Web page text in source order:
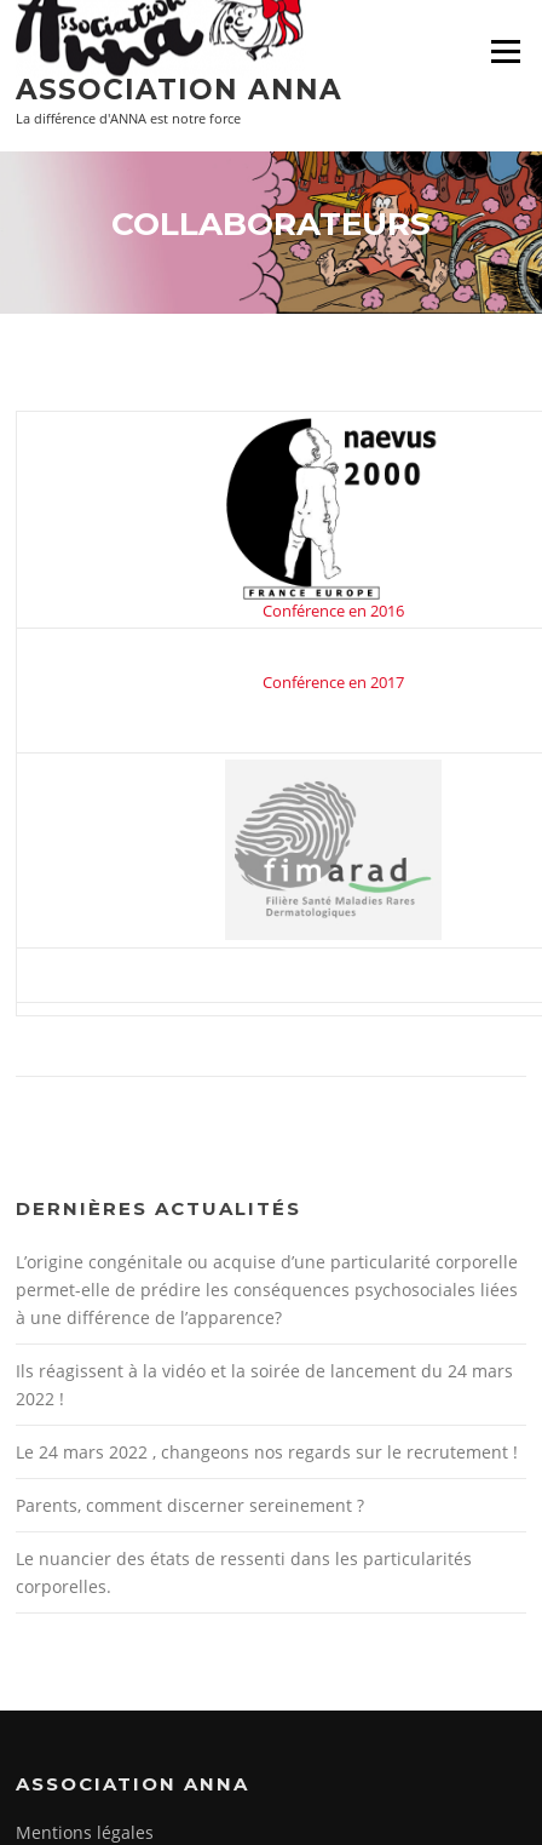
Aller
au
contenu
ASSOCIATION ANNA
La différence d'ANNA est notre force
Menu
COLLABORATEURS
Conférence en 2016
Conférence en 2017
DERNIÈRES ACTUALITÉS
L’origine congénitale ou acquise d’une particularité corporelle
permet-elle de prédire les conséquences psychosociales liées
à une différence de l’apparence?
Ils réagissent à la vidéo et la soirée de lancement du 24 mars
2022 !
Le 24 mars 2022 , changeons nos regards sur le recrutement !
Parents, comment discerner sereinement ?
Le nuancier des états de ressenti dans les particularités
corporelles.
ASSOCIATION ANNA
Mentions légales